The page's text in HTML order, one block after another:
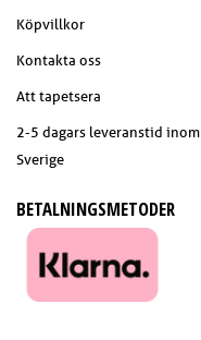
Köpvillkor
Kontakta oss
Att tapetsera
2-5 dagars leveranstid inom
Sverige
BETALNINGSMETODER